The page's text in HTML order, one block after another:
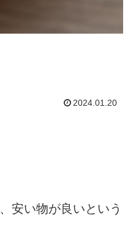
2024.01.20
安い物が良いという